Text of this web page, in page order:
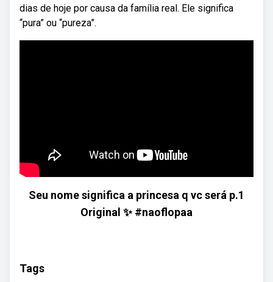
dias de hoje por causa da família real. Ele significa
“pura” ou “pureza”.
Seu nome significa a princesa q vc será p.1
Original ✨ #naoflopaa
Tags